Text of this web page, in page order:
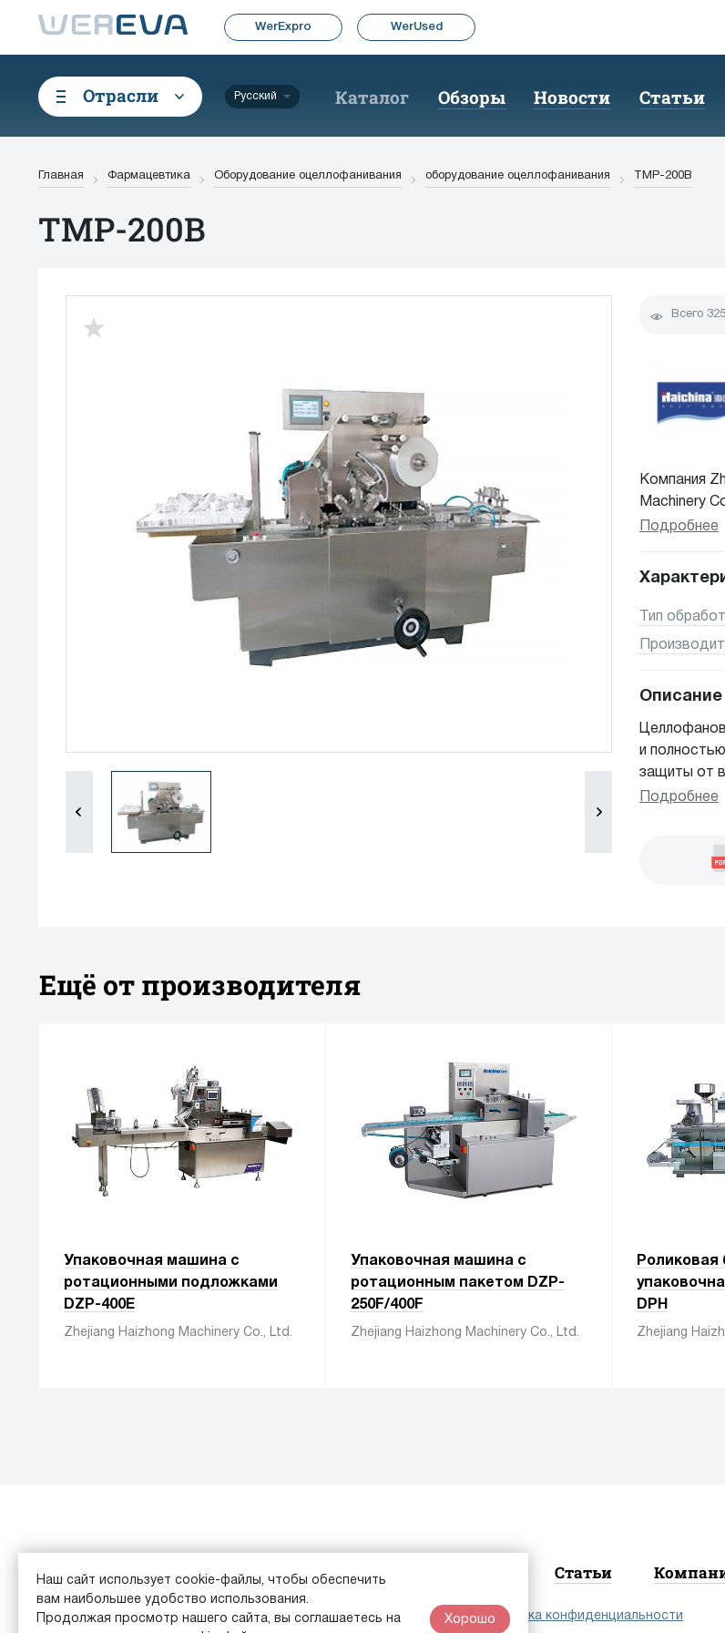
WerExpro WerUsed
Отрасли Русский Каталог Обзоры Новости Статьи
Главная Фармацевтика Оборудование оцеллофанивания оборудование оцеллофанивания TMP-200B
TMP-200B
Всего
Компания
Machinery
поставляем
машины для
Подробнее
Тип
Описание
и
защиты от
повышает
Подробнее
Ещё от производителя
Упаковочная машина с
ротационными подложками
DZP-400E
Zhejiang Haizhong Machinery Co., Ltd.
Упаковочная машина с
ротационным пакетом DZP-
250F/400F
Zhejiang Haizhong Machinery Co., Ltd.
Роликовая
DPH
Zhejiang
Каталог Обзоры Статьи
© 2026 Equipment Vita Analytics |Пользовательское соглашение|Политика конфиденциальности
Наш сайт использует cookie-файлы, чтобы обеспечить
вам наибольшее удобство использования.
Продолжая просмотр нашего сайта, вы соглашаетесь на
Хорошо